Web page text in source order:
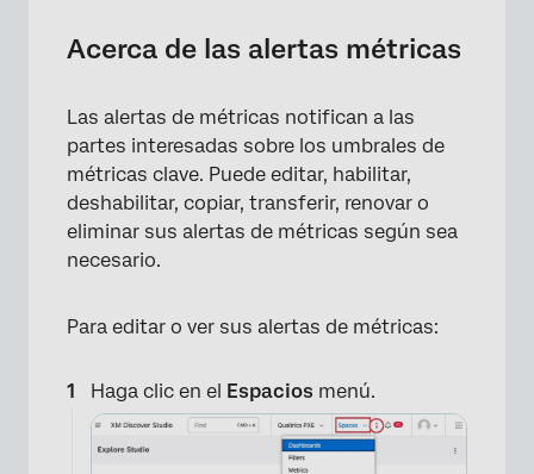
Cómo encontrar alertas de métricas
Información sobre alertas métricas
Gestión de alertas de métricas
Renovación de una alerta de métrica vencida
Transferencia de alertas métricas
métricas
Acerca de las alertas métricas
Las alertas de métricas notifican a las
partes interesadas sobre los umbrales de
métricas clave. Puede editar, habilitar,
deshabilitar, copiar, transferir, renovar o
eliminar sus alertas de métricas según sea
necesario.
Para editar o ver sus alertas de métricas:
Haga clic en el Espacios menú.